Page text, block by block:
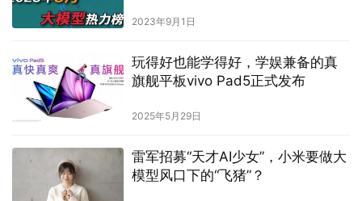
2023年9月1日
玩得好也能学得好，学娱兼备的真
旗舰平板vivo Pad5正式发布
2025年5月29日
雷军招募“天才AI少女”，小米要做大
模型风口下的“飞猪”？